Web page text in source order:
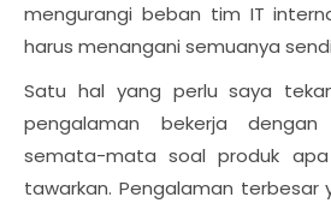
mengurangi beban tim IT
harus menangani semuanya
Satu hal yang perlu saya
pengalaman bekerja
semata-mata soal produk
tawarkan. Pengalaman terbesar